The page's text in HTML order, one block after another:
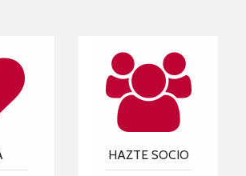
HAZTE SOCIO